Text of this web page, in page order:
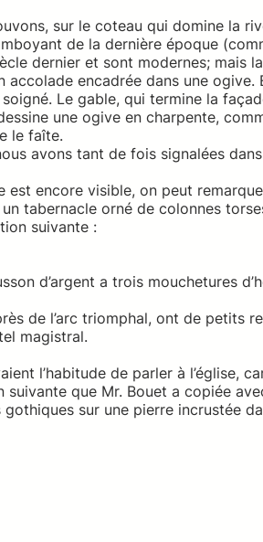
sur le coteau qui domine la
de la dernière époque
dernier et sont modernes; mais
encadrée dans une ogive.
Le gable, qui termine la
une ogive en charpente,
le faîte.
avons tant de fois signalées
encore visible, on peut
tabernacle orné de colonnes
suivante :
d’argent a trois mouchetures
de l’arc triomphal, ont de petits
magistral.
l’habitude de parler à l’église,
que Mr. Bouet a copiée
sur une pierre incrustée